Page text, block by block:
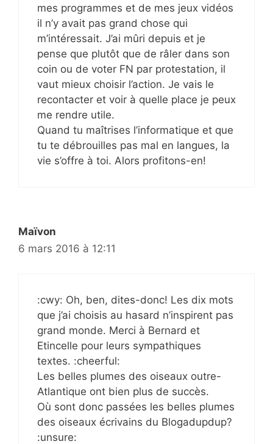
mes programmes et de mes jeux vidéos
il n’y avait pas grand chose qui
m’intéressait. J’ai mûri depuis et je
pense que plutôt que de râler dans son
coin ou de voter FN par protestation, il
vaut mieux choisir l’action. Je vais le
recontacter et voir à quelle place je peux
me rendre utile.
Quand tu maîtrises l’informatique et que
tu te débrouilles pas mal en langues, la
vie s’offre à toi. Alors profitons-en!
Maïvon
6 mars 2016 à 12:11
:cwy: Oh, ben, dites-donc! Les dix mots
que j’ai choisis au hasard n’inspirent pas
grand monde. Merci à Bernard et
Etincelle pour leurs sympathiques
textes. :cheerful:
Les belles plumes des oiseaux outre-
Atlantique ont bien plus de succès.
Où sont donc passées les belles plumes
des oiseaux écrivains du Blogadupdup?
:unsure: